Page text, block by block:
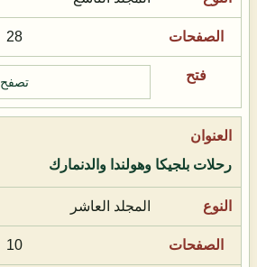
28
تصفح
رحلات بلجيكا وهولندا والدنمارك
المجلد العاشر
10